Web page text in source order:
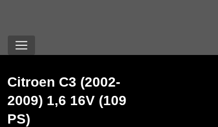
Citroen C3 (2002-
2009) 1,6 16V (109
PS)